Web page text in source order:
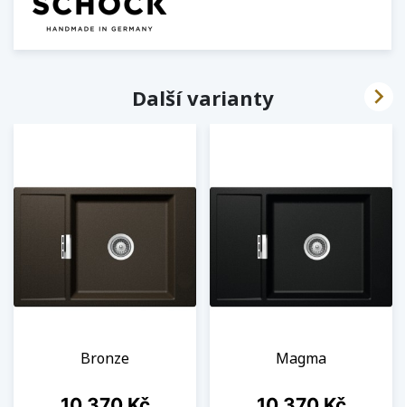
Další varianty
Bronze
Cena
Magma
Cena
